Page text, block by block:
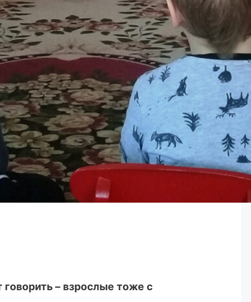
говорить – взрослые тоже с